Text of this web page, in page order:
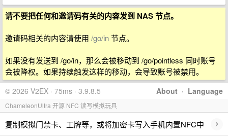
请不要把任何和邀请码有关的内容发到 NAS 节点。
邀请码相关的内容请使用 /go/in节点。
如果没有发送到 /go/in，那么会被移动到 /go/pointless 同时账号
会被降权。如果持续触发这样的移动，会导致账号被禁用。
About · Language
© 2026 V2EX · 75ms · 3.9.8.5
ChameleonUltra 开源 NFC 读写模拟玩具
复制模拟门禁卡、工牌等，或将加密卡写入手机内置NFC中 ›